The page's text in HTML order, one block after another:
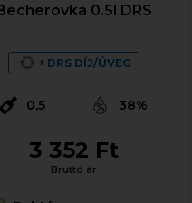
0.5l DRS
+ DRS DÍJ/ÜVEG
0,5 38%
3 352 Ft
Bruttó ár